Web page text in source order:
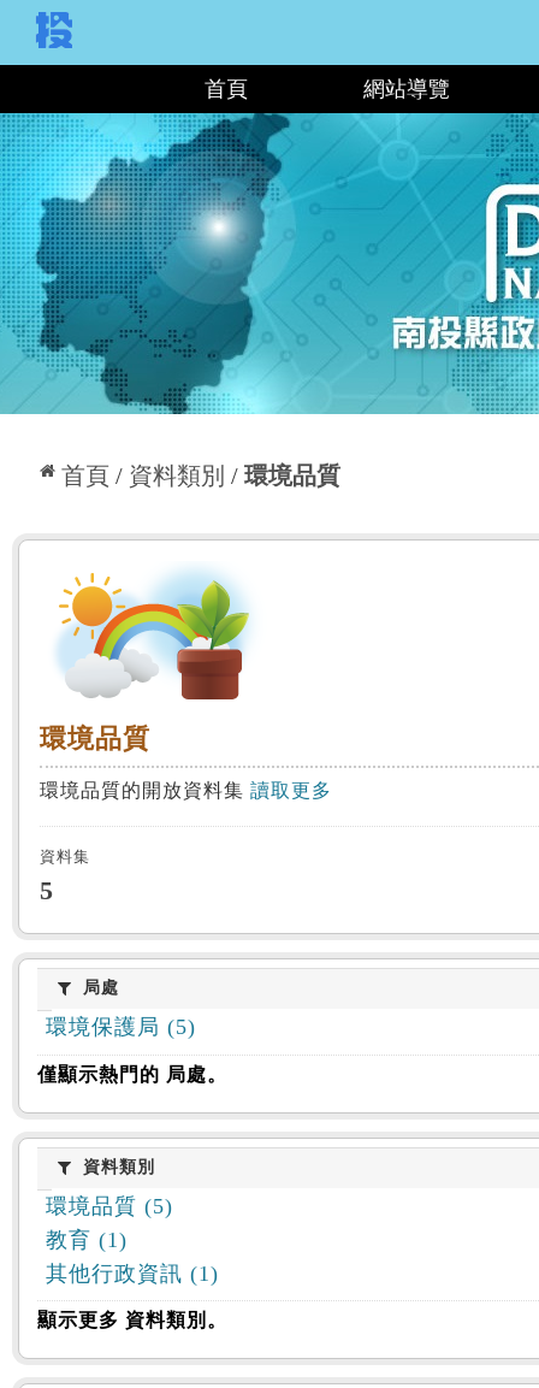
首頁 網站導覽
首頁 資料類別 環境品質
:::
環境品質
環境品質
環境品質的開放資料集 讀取更多
資料集
5
局處局處
環境保護局 (5)
僅顯示熱門的 局處。
資料類別
資料類別
環境品質 (5)
教育 (1)
其他行政資訊 (1)
顯示更多 資料類別。